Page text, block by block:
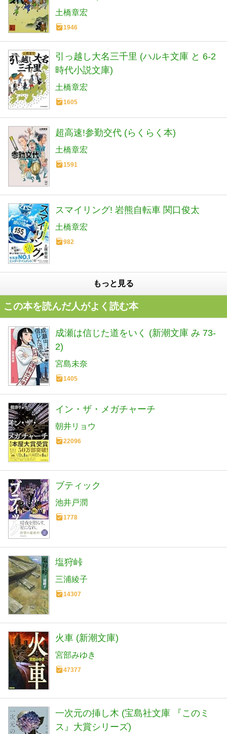
土橋章宏
1946
引っ越し大名三千里 (ハルキ文庫 と 6-2
時代小説文庫)
土橋章宏
1605
超高速!参勤交代 (らくらく本)
土橋章宏
1591
スマイリング! 岩熊自転車 関口俊太
土橋章宏
982
もっと見る
この本を読んだ人がよく読む本
成瀬は信じた道をいく (新潮文庫 み 73-
2)
宮島未奈
1405
イン・ザ・メガチャーチ
朝井リョウ
22096
ブティック
池井戸潤
1778
塩狩峠
三浦綾子
14307
火車 (新潮文庫)
宮部みゆき
47377
一次元の挿し木 (宝島社文庫 『このミ
ス』大賞シリーズ)